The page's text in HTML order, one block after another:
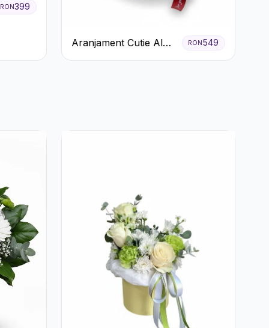
RON399
Aranjament Cutie Albă
cu Trandafiri Roșii și
RON549